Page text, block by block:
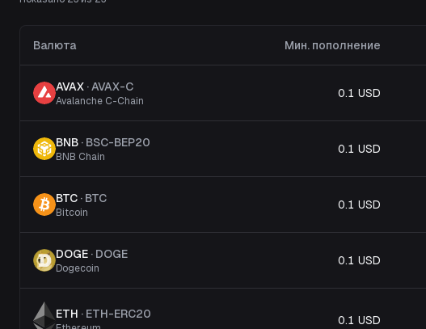
Валюта Мин. пополнение
AVAX ·AVAX-C
Avalanche C-Chain
0.1 USD
BNB · BSC-BEP20
BNB Chain
0.1 USD
BTC · BTC
Bitcoin
0.1 USD
DOGE · DOGE
Dogecoin
0.1 USD
ETH · ETH-ERC20 0.1 USD